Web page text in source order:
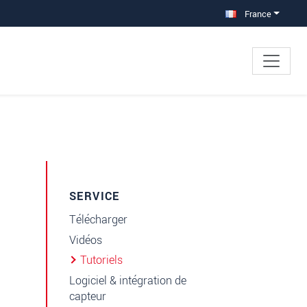
France
SERVICE
Télécharger
Vidéos
Tutoriels
Logiciel & intégration de
capteur